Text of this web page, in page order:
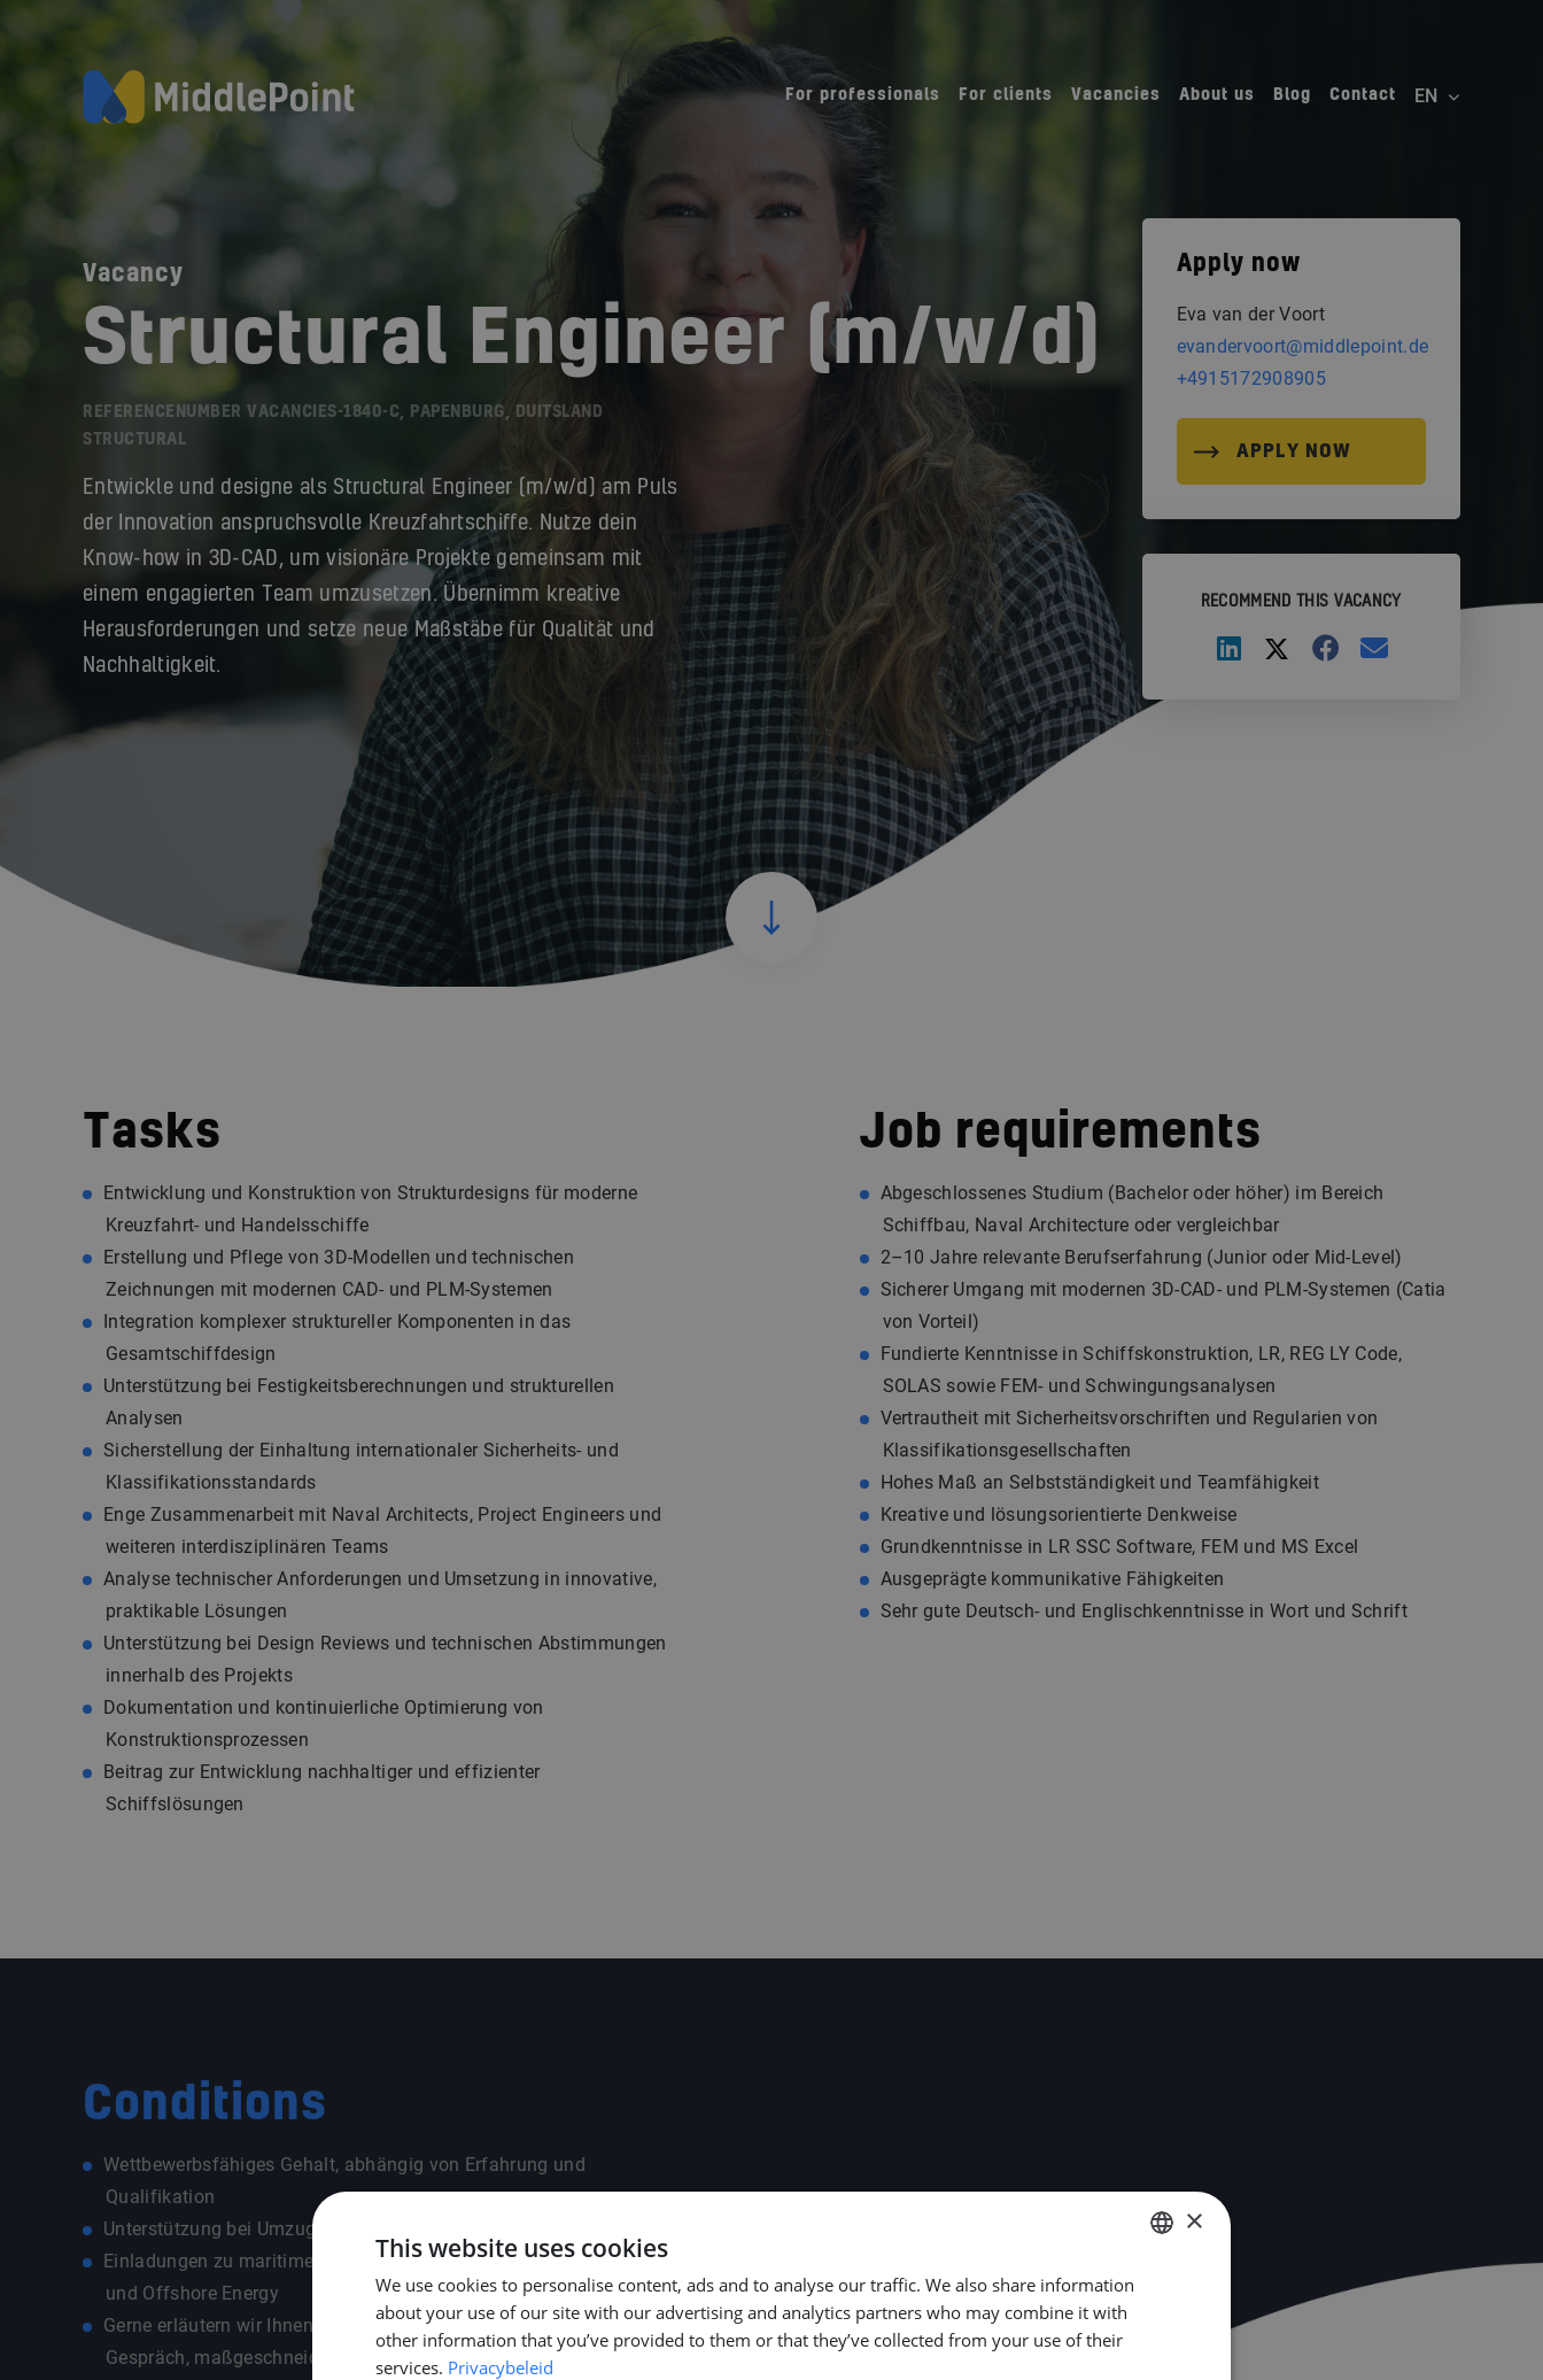
For professionals For clients Vacancies About us Blog Contact
Vacancy
Structural Engineer (m/w/d)
REFERENCENUMBER VACANCIES-1840-C, PAPENBURG, DUITSLAND
STRUCTURAL
Entwickle und designe als Structural Engineer (m/w/d) am Puls
der Innovation anspruchsvolle Kreuzfahrtschiffe. Nutze dein
Know-how in 3D-CAD, um visionäre Projekte gemeinsam mit
einem engagierten Team umzusetzen. Übernimm kreative
Herausforderungen und setze neue Maßstäbe für Qualität und
Nachhaltigkeit.
Apply now
Eva van der Voort
evandervoort@middlepoint.de
+4915172908905
APPLY NOW
RECOMMEND THIS VACANCY
Tasks
Entwicklung und Konstruktion von Strukturdesigns für moderne
Kreuzfahrt- und Handelsschiffe
Erstellung und Pflege von 3D-Modellen und technischen
Zeichnungen mit modernen CAD- und PLM-Systemen
Integration komplexer struktureller Komponenten in das
Gesamtschiffdesign
Unterstützung bei Festigkeitsberechnungen und strukturellen
Analysen
Sicherstellung der Einhaltung internationaler Sicherheits- und
Klassifikationsstandards
Enge Zusammenarbeit mit Naval Architects, Project Engineers und
weiteren interdisziplinären Teams
Analyse technischer Anforderungen und Umsetzung in innovative,
praktikable Lösungen
Unterstützung bei Design Reviews und technischen Abstimmungen
innerhalb des Projekts
Dokumentation und kontinuierliche Optimierung von
Konstruktionsprozessen
Beitrag zur Entwicklung nachhaltiger und effizienter
Schiffslösungen
Job requirements
Abgeschlossenes Studium (Bachelor oder höher) im Bereich
Schiffbau, Naval Architecture oder vergleichbar
2–10 Jahre relevante Berufserfahrung (Junior oder Mid-Level)
Sicherer Umgang mit modernen 3D-CAD- und PLM-Systemen (Catia
von Vorteil)
Fundierte Kenntnisse in Schiffskonstruktion, LR, REG LY Code,
SOLAS sowie FEM- und Schwingungsanalysen
Vertrautheit mit Sicherheitsvorschriften und Regularien von
Klassifikationsgesellschaften
Hohes Maß an Selbstständigkeit und Teamfähigkeit
Kreative und lösungsorientierte Denkweise
Grundkenntnisse in LR SSC Software, FEM und MS Excel
Ausgeprägte kommunikative Fähigkeiten
Sehr gute Deutsch- und Englischkenntnisse in Wort und Schrift
Conditions
Wettbewerbsfähiges Gehalt, abhängig von Erfahrung und
Qualifikation
Unterstützung bei Umzug und Wohnungssuche
Einladungen zu maritimen Branchenevents wie METSTRADE, SMM
und Offshore Energy
Gerne erläutern wir Ihnen das Gesamtpaket in einem persönlichen
Gespräch, maßgeschneidert auf Ihre individuelle Situation.
DUTCH
×
This website uses cookies
We use cookies to personalise content, ads and to analyse our traffic. We also share information
about your use of our site with our advertising and analytics partners who may combine it with
other information that you’ve provided to them or that they’ve collected from your use of their
services. Privacybeleid